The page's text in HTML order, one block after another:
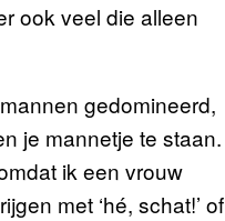
ook veel die alleen
gedomineerd,
je mannetje te staan.
ik een vrouw
met ‘hé, schat!’ of